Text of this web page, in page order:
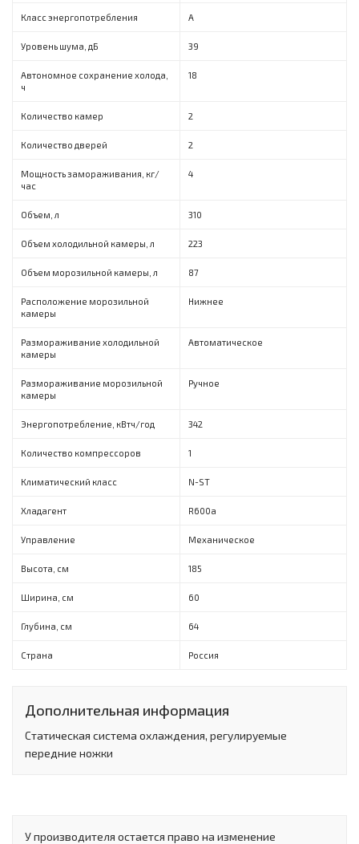
Класс энергопотребления A
Уровень шума, дБ 39
Автономное сохранение холода,
ч
18
Количество камер 2
Количество дверей 2
Мощность замораживания, кг/
час
4
Объем, л 310
Объем холодильной камеры, л 223
Объем морозильной камеры, л 87
Расположение морозильной
камеры
Нижнее
Размораживание холодильной
камеры
Автоматическое
Размораживание морозильной
камеры
Ручное
Энергопотребление, кВтч/год 342
Количество компрессоров 1
Климатический класс N-ST
Хладагент R600a
Управление Механическое
Высота, см 185
Ширина, см 60
Глубина, см 64
Страна Россия
Дополнительная информация
Статическая система охлаждения, регулируемые
передние ножки
У производителя остается право на изменение